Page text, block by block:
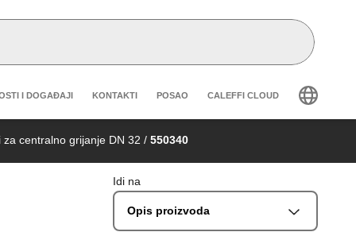
secondary navigation
I DOGAĐAJI KONTAKTI POSAO CALEFFI CLOUD
centralno grijanje DN 32 / 550340
Idi na
Opis proizvoda